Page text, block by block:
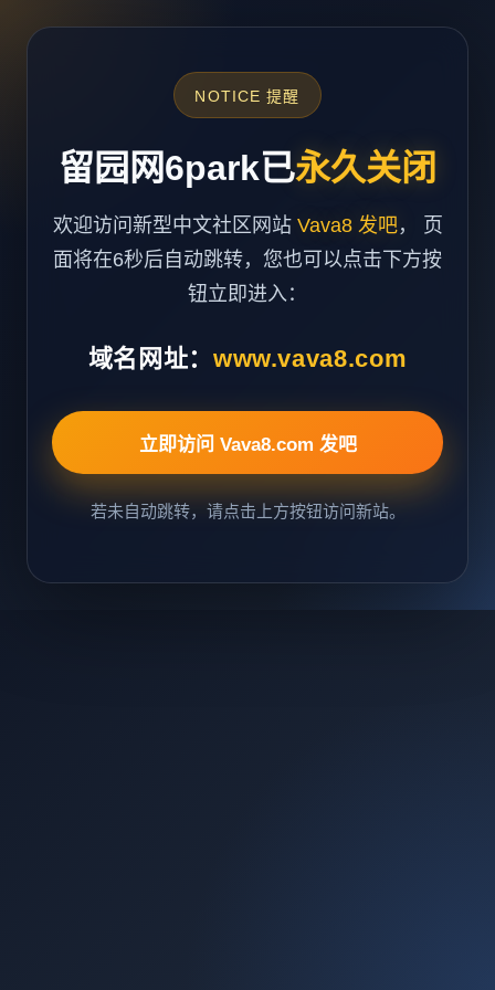
NOTICE 提醒
留园网6park已永久关闭
欢迎访问新型中文社区网站 Vava8 发吧， 页
面将在6秒后自动跳转，您也可以点击下方按
钮立即进入：
域名网址： www.vava8.com
立即访问 Vava8.com 发吧
若未自动跳转，请点击上方按钮访问新站。